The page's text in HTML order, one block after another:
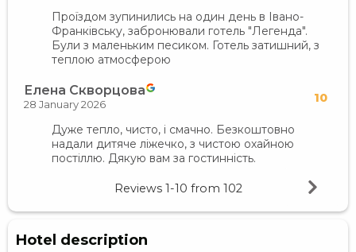
Проїздом зупинились на один день в Івано-
Франківську, забронювали готель "Легенда".
Були з маленьким песиком. Готель затишний, з
теплою атмосферою
Елена Скворцова 10
28 January 2026
Дуже тепло, чисто, і смачно. Безкоштовно
надали дитяче ліжечко, з чистою охайною
постіллю. Дякую вам за гостинність.
Reviews 1-10 from 102
Hotel description